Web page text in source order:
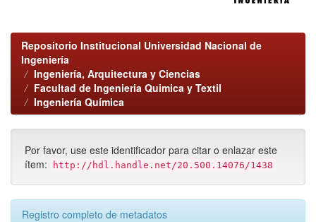
Repositorio Institucional Universidad Nacional de
Ingeniería
Ingeniería, Arquitectura y Ciencias
Facultad de Ingenieria Quimica y Textil
Ingeniería Química
Por favor, use este identificador para citar o enlazar este
ítem:
http://hdl.handle.net/20.500.14076/1438
Registro completo de metadatos